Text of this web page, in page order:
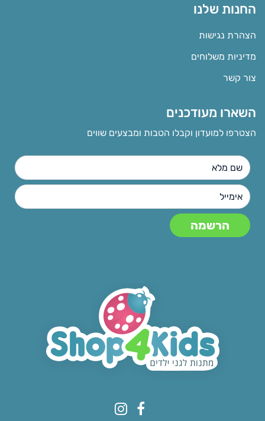
החנות שלנו
הצהרת נגישות
מדיניות משלוחים
צור קשר
השארו מעודכנים
הצטרפו למועדון וקבלו הטבות ומבצעים שווים